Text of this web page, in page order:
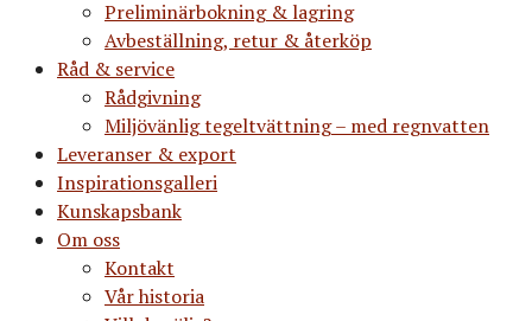
Preliminärbokning & lagring
Avbeställning, retur & återköp
Råd & service
Rådgivning
Miljövänlig tegeltvättning – med regnvatten
Leveranser & export
Inspirationsgalleri
Kunskapsbank
Om oss
Kontakt
Vår historia